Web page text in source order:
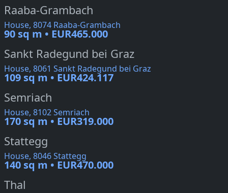
Raaba-Grambach
House, 8074 Raaba-Grambach
90 sq m • EUR465.000
Sankt Radegund bei Graz
House, 8061 Sankt Radegund bei Graz
109 sq m • EUR424.117
Semriach
House, 8102 Semriach
170 sq m • EUR319.000
Stattegg
House, 8046 Stattegg
140 sq m • EUR470.000
Thal